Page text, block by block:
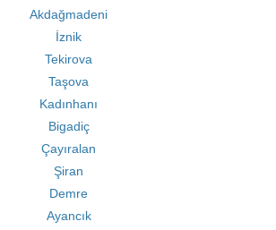
Akdağmadeni
İznik
Tekirova
Taşova
Kadınhanı
Bigadiç
Çayıralan
Şiran
Demre
Ayancık